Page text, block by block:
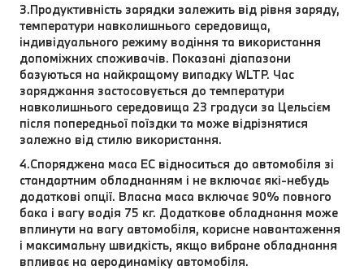
3.Продуктивність зарядки залежить від рівня заряду,
температури навколишнього середовища,
індивідуального режиму водіння та використання
допоміжних споживачів. Показані діапазони
базуються на найкращому випадку WLTP. Час
заряджання застосовується до температури
навколишнього середовища 23 градуси за Цельсієм
після попередньої поїздки та може відрізнятися
залежно від стилю використання.
4.Споряджена маса EC відноситься до автомобіля зі
стандартним обладнанням і не включає які-небудь
додаткові опції. Власна маса включає 90% повного
бака і вагу водія 75 кг. Додаткове обладнання може
вплинути на вагу автомобіля, корисне навантаження
і максимальну швидкість, якщо вибране обладнання
впливає на аеродинаміку автомобіля.